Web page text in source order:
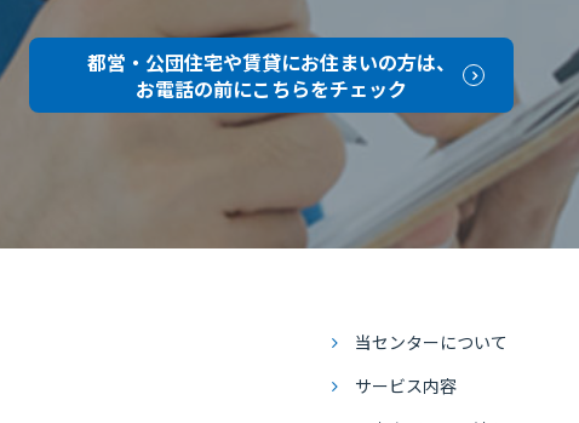
都営・公団住宅や賃貸にお住まいの方は、
お電話の前にこちらをチェック
当センターについて
サービス内容